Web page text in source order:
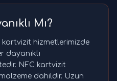
Mı?
hizmetlerimizde
dayanıklı
NFC kartvizit
dahildir. Uzun